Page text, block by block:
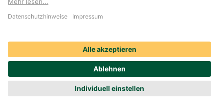
Weitere Rentenversicherungen (nicht fondsgebunden)
ökologische und/oder soziale Merkmale berücksichtigt.Zu der oben
genannten Anlagemöglichkeit finden Sie hier die
nachhaltigkeitsbezogenen Offenlegungen:
Regelmäßige Informationen zum Sicherungsvermögen
(DEVK Lebensversicherungsverein a.G.) herunterladen (PDF,
205 KB)